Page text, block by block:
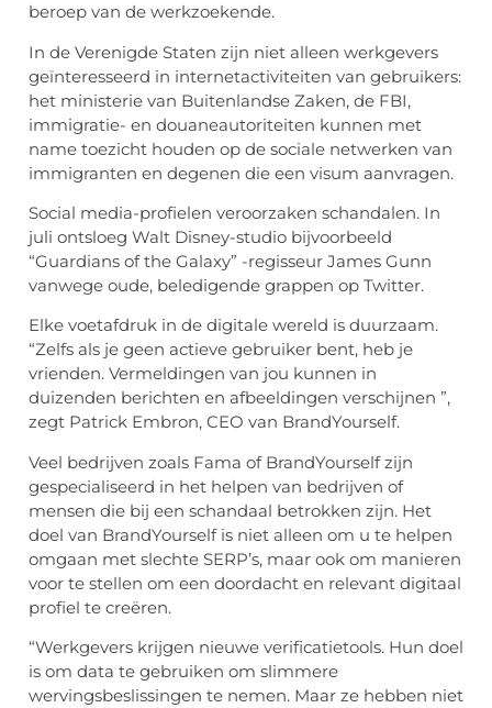
beroep van de werkzoekende.
In de Verenigde Staten zijn niet alleen werkgevers
geïnteresseerd in internetactiviteiten van gebruikers:
het ministerie van Buitenlandse Zaken, de FBI,
immigratie- en douaneautoriteiten kunnen met
name toezicht houden op de sociale netwerken van
immigranten en degenen die een visum aanvragen.
Social media-profielen veroorzaken schandalen. In
juli ontsloeg Walt Disney-studio bijvoorbeeld
“Guardians of the Galaxy” -regisseur James Gunn
vanwege oude, beledigende grappen op Twitter.
Elke voetafdruk in de digitale wereld is duurzaam.
“Zelfs als je geen actieve gebruiker bent, heb je
vrienden. Vermeldingen van jou kunnen in
duizenden berichten en afbeeldingen verschijnen ”,
zegt Patrick Embron, CEO van BrandYourself.
Veel bedrijven zoals Fama of BrandYourself zijn
gespecialiseerd in het helpen van bedrijven of
mensen die bij een schandaal betrokken zijn. Het
doel van BrandYourself is niet alleen om u te helpen
omgaan met slechte SERP’s, maar ook om manieren
voor te stellen om een ​​doordacht en relevant digitaal
profiel te creëren.
“Werkgevers krijgen nieuwe verificatietools. Hun doel
is om data te gebruiken om slimmere
wervingsbeslissingen te nemen. Maar ze hebben niet